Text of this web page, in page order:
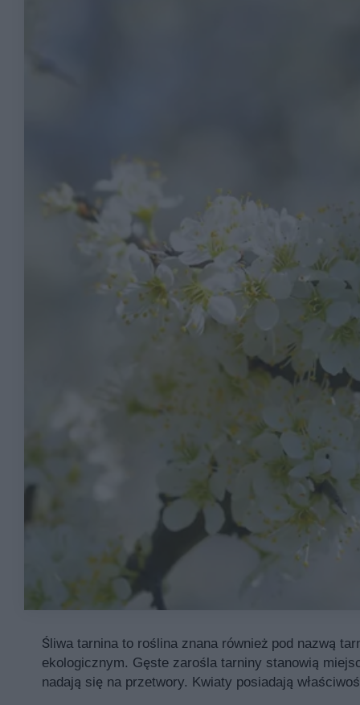
Śliwa tarnina to roślina znana również pod nazwą
ekologicznym. Gęste zarośla tarniny stanowią
nadają się na przetwory. Kwiaty posiadają